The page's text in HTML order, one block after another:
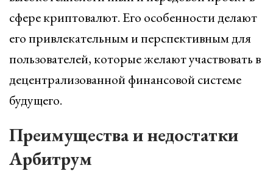
сфере криптовалют. Его особенности делают
его привлекательным и перспективным для
пользователей, которые желают участвовать в
децентрализованной финансовой системе
будущего.
Преимущества и недостатки
Арбитрум